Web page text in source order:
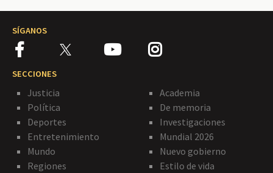
SÍGANOS
SECCIONES
Justicia
Política
Deportes
Entretenimiento
Mundo
Regiones
Academia
De memoria
Investigaciones
Mundial 2026
Nuevo gobierno
Estilo de vida